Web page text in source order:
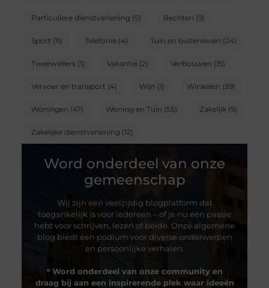
Particuliere dienstverlening (5) Rechten (9)
Sport (11) Telefonie(4) Tuin en buitenleven (24)
Tweewielers(1) Vakantie(2) Verbouwen (15)
Vervoer en transport (4) Wijn (1) Winkelen (39)
Woningen (47) Woning en Tuin (55) Zakelijk (9)
Zakelijke dienstverlening (12)
Word onderdeel van onze
gemeenschap
Wij zijn een veelzijdig blogplatform dat
toegankelijk is voor iedereen – of je nu een passie
hebt voor schrijven, lezen of beide. Onze algemene
blog biedt een podium voor diverse onderwerpen
en persoonlijke verhalen.
❝ Word onderdeel van onze community en
draag bij aan een inspirerende plek waar ideeën